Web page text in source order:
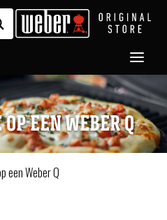
EEN WEBER Q
een Weber Q